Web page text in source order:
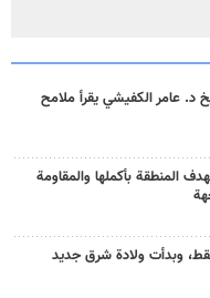
د. عامر الكفيشي يقرأ ملامح
المنطقة بأكملها والمقاومة
وبدأت ولادة شرق جديد